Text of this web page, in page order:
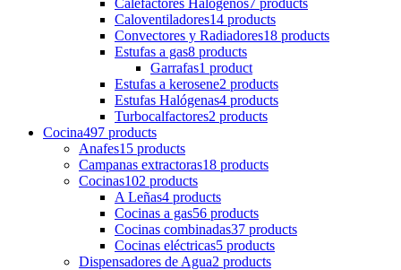
Caloventiladores14 products
Convectores y Radiadores18 products
Estufas a gas8 products
Garrafas1 product
Estufas a kerosene2 products
Estufas Halógenas4 products
Turbocalfactores2 products
Cocina497 products
Anafes15 products
Campanas extractoras18 products
Cocinas102 products
A Leñas4 products
Cocinas a gas56 products
Cocinas combinadas37 products
Cocinas eléctricas5 products
Dispensadores de Agua2 products